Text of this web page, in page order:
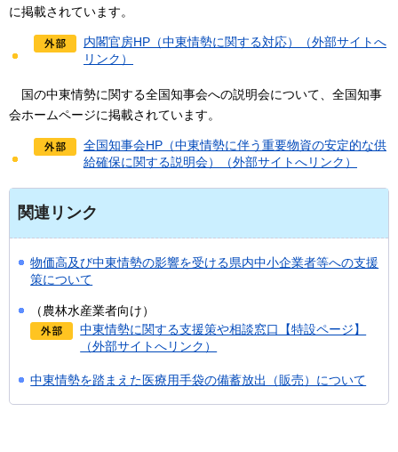
に掲載されています。
内閣官房HP（中東情勢に関する対応）（外部サイトへ
リンク）
国の中東情勢に関する全国知事会への説明会について、全国知事
会ホームページに掲載されています。
全国知事会HP（中東情勢に伴う重要物資の安定的な供
給確保に関する説明会）（外部サイトへリンク）
関連リンク
物価高及び中東情勢の影響を受ける県内中小企業者等への支援
策について
（農林水産業者向け）
中東情勢に関する支援策や相談窓口【特設ページ】
（外部サイトへリンク）
中東情勢を踏まえた医療用手袋の備蓄放出（販売）について